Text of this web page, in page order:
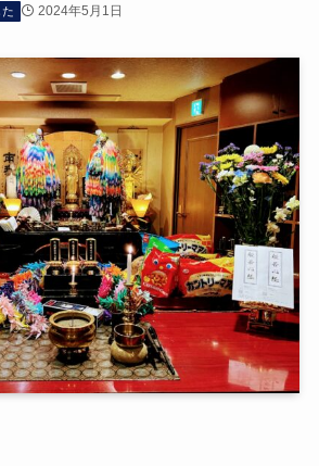
2024年5月1日